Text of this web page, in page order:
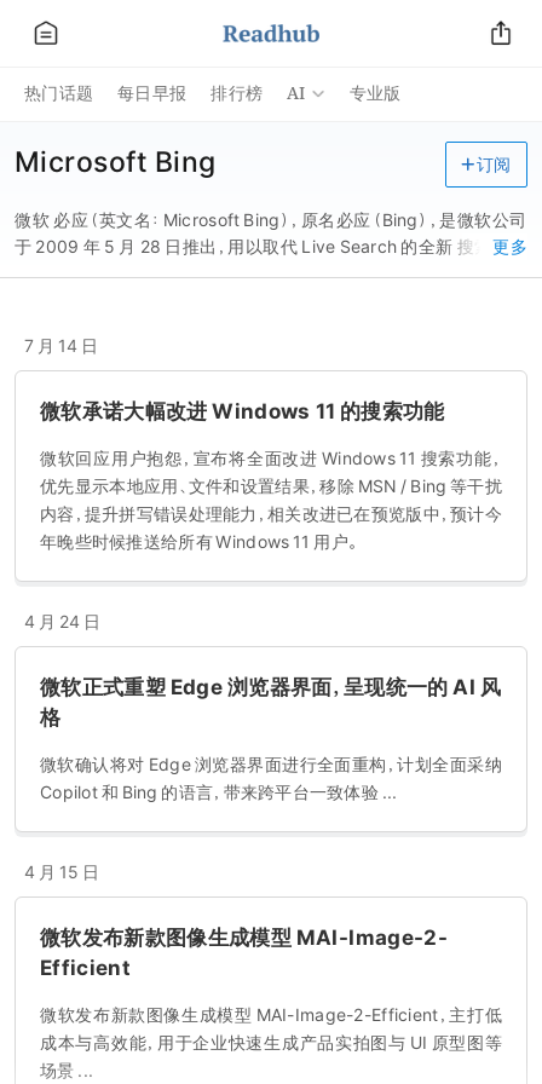
热门话题 每日早报 排行榜 AI 专业版
Microsoft Bing
微软 必应（英文名：Microsoft Bing），原名必应（Bing），是微软公司
于 2009 年 5 月 28 日推出，用以取代 Live Search 的全新 搜索引擎
服务 。为符合中国用户使用习惯，Bing 中文品牌名为「必应」。 作为
29.3% 的市场份额。 2013 年 10 月， 微软 在中国启用全新明黄色必
应搜索标志并去除 Beta 标识，这使必应成为继 Windows 、 Office 和
Xbox 后的微软品牌第四个重要产品线，也标志着必应已不仅仅是一
Windows Phone 系统中，微软也深度整合了必应搜索，通过触摸搜
索键引出，相比其他搜索引擎，界面也更加美观，整合信息也更加全
面。 2020 年 10 月 6 日，微软官方宣布 Bing 改名为 Microsoft Bing
。 2022 年 3 月，微软必应搜索引擎的搜索建议功能再次暂时关闭 7
版必应搜索引擎，采用了 ChatGPT 开发商 OpenAI 的最新技术，旨
在通过率先提供更具对话性的网络搜索和创建内容的替代方式，削弱
谷歌的搜索霸主地位。新必应搜索采用 AI 模型 GPT3.5 的升级版，比
ChatGPT 使用的 GPT3.5 更强大。 2023 年 3 月 15 日，微软副总裁
兼消费者首席营销官 Yusuf Mehdi 发文确认新必应搜索引擎正在运
行 GPT-4。
更多
订阅
7 月 14 日
微软承诺大幅改进 Windows 11 的搜索功能
微软回应用户抱怨，宣布将全面改进 Windows 11 搜索功能，
优先显示本地应用、文件和设置结果，移除 MSN / Bing 等干扰
内容，提升拼写错误处理能力，相关改进已在预览版中，预计今
年晚些时候推送给所有 Windows 11 用户。
4 月 24 日
​微软正式重塑 Edge 浏览器界面，呈现统一的 AI 风
格
微软确认将对 Edge 浏览器界面进行全面重构，计划全面采纳
Copilot 和 Bing 的语言，带来跨平台一致体验 ...
4 月 15 日
微软发布新款图像生成模型 MAI-Image-2-
Efficient
微软发布新款图像生成模型 MAI-Image-2-Efficient，主打低
成本与高效能，用于企业快速生成产品实拍图与 UI 原型图等
场景 ...